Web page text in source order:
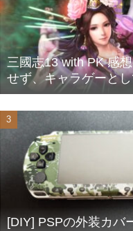
三國志13 with PK 感
せず、キャラゲーと
[DIY] PSPの外装カバ